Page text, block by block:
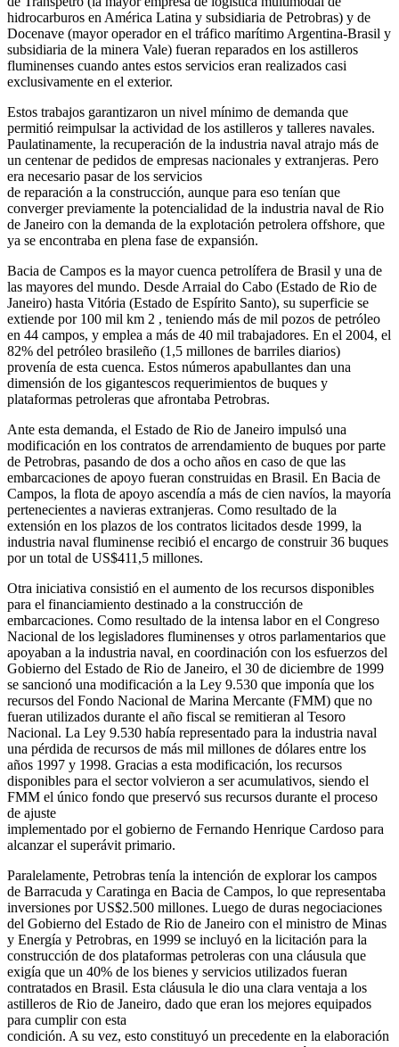
hidrocarburos en América Latina y subsidiaria de Petrobras) y de
Docenave (mayor operador en el tráfico marítimo Argentina-Brasil y
subsidiaria de la minera Vale) fueran reparados en los astilleros
fluminenses cuando antes estos servicios eran realizados casi
exclusivamente en el exterior.
Estos trabajos garantizaron un nivel mínimo de demanda que
permitió reimpulsar la actividad de los astilleros y talleres navales.
Paulatinamente, la recuperación de la industria naval atrajo más de
un centenar de pedidos de empresas nacionales y extranjeras. Pero
era necesario pasar de los servicios
de reparación a la construcción, aunque para eso tenían que
converger previamente la potencialidad de la industria naval de Rio
de Janeiro con la demanda de la explotación petrolera offshore, que
ya se encontraba en plena fase de expansión.
Bacia de Campos es la mayor cuenca petrolífera de Brasil y una de
las mayores del mundo. Desde Arraial do Cabo (Estado de Rio de
Janeiro) hasta Vitória (Estado de Espírito Santo), su superficie se
extiende por 100 mil km 2 , teniendo más de mil pozos de petróleo
en 44 campos, y emplea a más de 40 mil trabajadores. En el 2004, el
82% del petróleo brasileño (1,5 millones de barriles diarios)
provenía de esta cuenca. Estos números apabullantes dan una
dimensión de los gigantescos requerimientos de buques y
plataformas petroleras que afrontaba Petrobras.
Ante esta demanda, el Estado de Rio de Janeiro impulsó una
modificación en los contratos de arrendamiento de buques por parte
de Petrobras, pasando de dos a ocho años en caso de que las
embarcaciones de apoyo fueran construidas en Brasil. En Bacia de
Campos, la flota de apoyo ascendía a más de cien navíos, la mayoría
pertenecientes a navieras extranjeras. Como resultado de la
extensión en los plazos de los contratos licitados desde 1999, la
industria naval fluminense recibió el encargo de construir 36 buques
por un total de US$411,5 millones.
Otra iniciativa consistió en el aumento de los recursos disponibles
para el financiamiento destinado a la construcción de
embarcaciones. Como resultado de la intensa labor en el Congreso
Nacional de los legisladores fluminenses y otros parlamentarios que
apoyaban a la industria naval, en coordinación con los esfuerzos del
Gobierno del Estado de Rio de Janeiro, el 30 de diciembre de 1999
se sancionó una modificación a la Ley 9.530 que imponía que los
recursos del Fondo Nacional de Marina Mercante (FMM) que no
fueran utilizados durante el año fiscal se remitieran al Tesoro
Nacional. La Ley 9.530 había representado para la industria naval
una pérdida de recursos de más mil millones de dólares entre los
años 1997 y 1998. Gracias a esta modificación, los recursos
disponibles para el sector volvieron a ser acumulativos, siendo el
FMM el único fondo que preservó sus recursos durante el proceso
de ajuste
implementado por el gobierno de Fernando Henrique Cardoso para
alcanzar el superávit primario.
Paralelamente, Petrobras tenía la intención de explorar los campos
de Barracuda y Caratinga en Bacia de Campos, lo que representaba
inversiones por US$2.500 millones. Luego de duras negociaciones
del Gobierno del Estado de Rio de Janeiro con el ministro de Minas
y Energía y Petrobras, en 1999 se incluyó en la licitación para la
construcción de dos plataformas petroleras con una cláusula que
exigía que un 40% de los bienes y servicios utilizados fueran
contratados en Brasil. Esta cláusula le dio una clara ventaja a los
astilleros de Rio de Janeiro, dado que eran los mejores equipados
para cumplir con esta
condición. A su vez, esto constituyó un precedente en la elaboración